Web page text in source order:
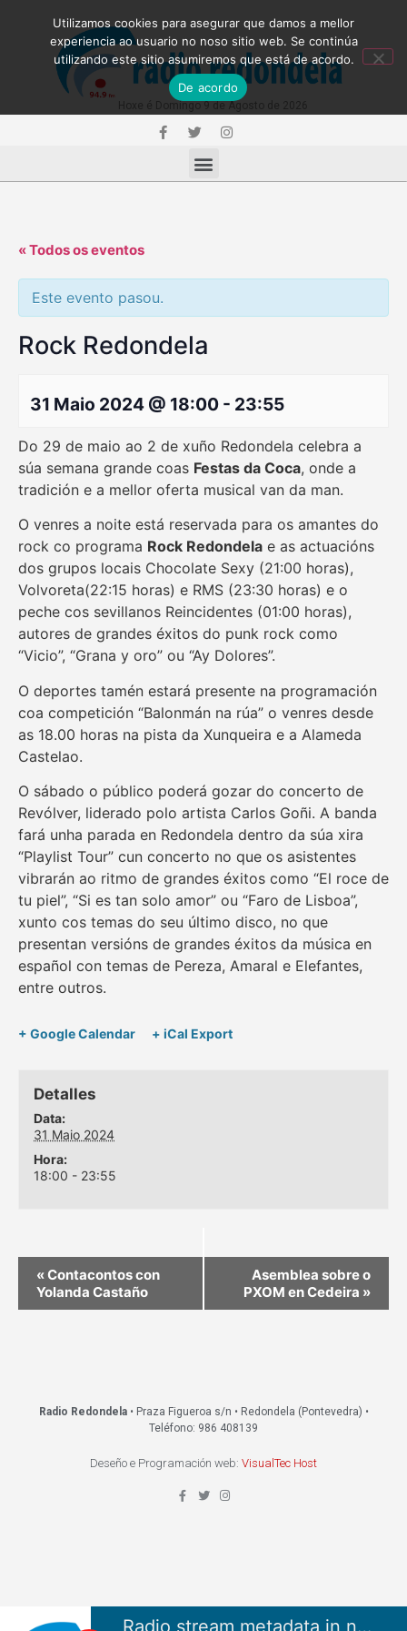
« Todos os eventos
Este evento pasou.
Rock Redondela
31 Maio 2024 @ 18:00 - 23:55
Do 29 de maio ao 2 de xuño Redondela celebra a
súa semana grande coas Festas da Coca, onde a
tradición e a mellor oferta musical van da man.
O venres a noite está reservada para os amantes do
rock co programa Rock Redondela e as actuacións
dos grupos locais Chocolate Sexy (21:00 horas),
Volvoreta(22:15 horas) e RMS (23:30 horas) e o
peche cos sevillanos Reincidentes (01:00 horas),
autores de grandes éxitos do punk rock como
“Vicio”, “Grana y oro” ou “Ay Dolores”.
O deportes tamén estará presente na programación
coa competición “Balonmán na rúa” o venres desde
as 18.00 horas na pista da Xunqueira e a Alameda
Castelao.
O sábado o público poderá gozar do concerto de
Revólver, liderado polo artista Carlos Goñi. A banda
fará unha parada en Redondela dentro da súa xira
“Playlist Tour” cun concerto no que os asistentes
vibrarán ao ritmo de grandes éxitos como “El roce de
tu piel”, “Si es tan solo amor” ou “Faro de Lisboa”,
xunto cos temas do seu último disco, no que
presentan versións de grandes éxitos da música en
español con temas de Pereza, Amaral e Elefantes,
entre outros.
+ Google Calendar + iCal Export
Detalles
Data:
31 Maio 2024
Hora:
18:00 - 23:55
«Contacontos con
Yolanda Castaño
Asemblea sobre o
PXOM en Cedeira »
Radio Redondela• Praza Figueroa s/n • Redondela (Pontevedra) •
Teléfono: 986 408139
Deseño e Programación web: VisualTec Host
Utilizamos cookies para asegurar que damos a mellor
experiencia ao usuario no noso sitio web. Se continúa
utilizando este sitio asumiremos que está de acordo.
De acordo
Radio stream metadata in not available.